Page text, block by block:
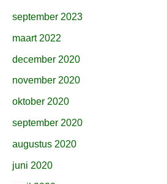
september 2023
maart 2022
december 2020
november 2020
oktober 2020
september 2020
augustus 2020
juni 2020